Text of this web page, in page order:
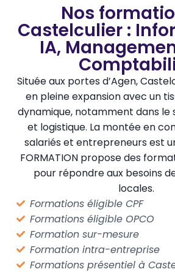
Nos
Castelculier :
IA,
Située aux portes d’Agen,
en pleine expansion avec un
dynamique, notamment dans le
et logistique. La montée en
salariés et entrepreneurs est
FORMATION propose des
pour répondre aux besoins
locales.
Formations éligible CPF
Formations éligible OPCO
Formation sur-mesure
Formation intra-entreprise
Formations présentiel à